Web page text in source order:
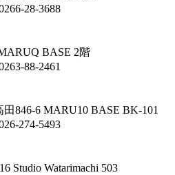
28-3688
BASE 2階
88-2461
846-6 MARU10 BASE BK-101
274-5493
Studio Watarimachi 503